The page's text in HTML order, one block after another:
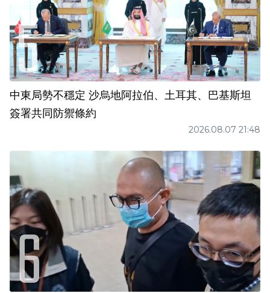
中東局勢不穩定 沙烏地阿拉伯、土耳其、巴基斯坦
簽署共同防禦條約
2026.08.07 21:48